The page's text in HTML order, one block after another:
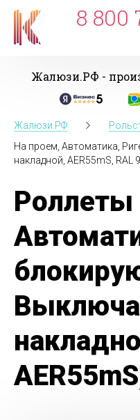
8 800
Жалюзи.РФ -
Жалюзи.РФ
На проем, Автоматика,
накладной, AER55mS, RAL
Роллеты